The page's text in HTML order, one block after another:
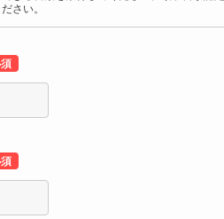
さい。